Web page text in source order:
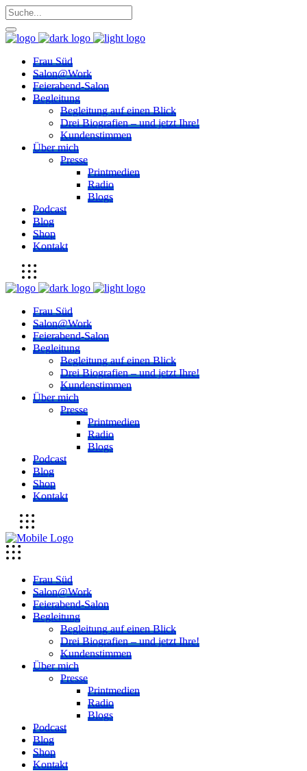
Frau Süd
Salon@Work
Feierabend-Salon
Begleitung
Begleitung auf einen Blick
Drei Biografien – und jetzt Ihre!
Kundenstimmen
Über mich
Presse
Printmedien
Radio
Blogs
Podcast
Blog
Shop
Kontakt
Frau Süd
Salon@Work
Feierabend-Salon
Begleitung
Begleitung auf einen Blick
Drei Biografien – und jetzt Ihre!
Kundenstimmen
Über mich
Presse
Printmedien
Radio
Blogs
Podcast
Blog
Shop
Kontakt
Frau Süd
Salon@Work
Feierabend-Salon
Begleitung
Begleitung auf einen Blick
Drei Biografien – und jetzt Ihre!
Kundenstimmen
Über mich
Presse
Printmedien
Radio
Blogs
Podcast
Blog
Shop
Kontakt